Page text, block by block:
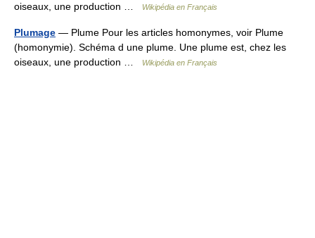
oiseaux, une production …
Wikipédia en Français
Plumage — Plume Pour les articles homonymes, voir Plume
(homonymie). Schéma d une plume. Une plume est, chez les
oiseaux, une production …
Wikipédia en Français